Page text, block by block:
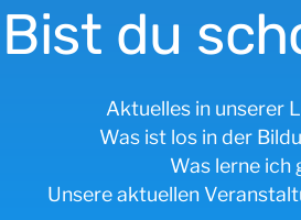
Bist du
Aktuelles in unserer
Was ist los in der
Was lerne ich
Unsere aktuellen